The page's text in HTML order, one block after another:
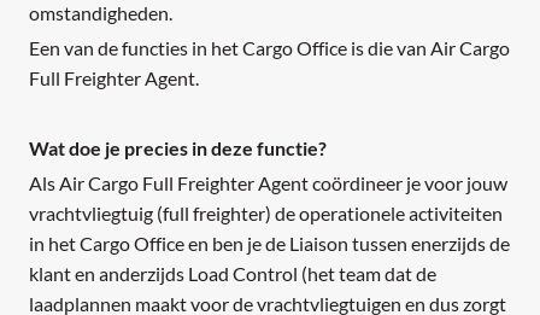
omstandigheden.
Een van de functies in het Cargo Office is die van Air Cargo
Full Freighter Agent.
Wat doe je precies in deze functie?
Als Air Cargo Full Freighter Agent coördineer je voor jouw
vrachtvliegtuig (full freighter) de operationele activiteiten
in het Cargo Office en ben je de Liaison tussen enerzijds de
klant en anderzijds Load Control (het team dat de
laadplannen maakt voor de vrachtvliegtuigen en dus zorgt